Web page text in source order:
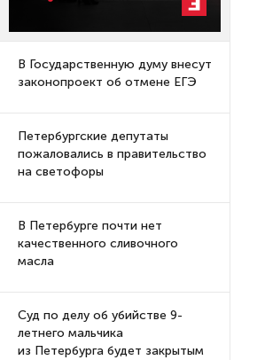
В Государственную думу внесут
законопроект об отмене ЕГЭ
Петербургские депутаты
пожаловались в правительство
на светофоры
В Петербурге почти нет
качественного сливочного
масла
Суд по делу об убийстве 9-
летнего мальчика
из Петербурга будет закрытым